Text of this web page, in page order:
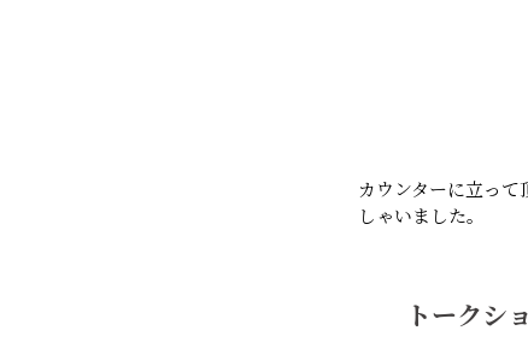
カウンターに立っ
しゃいました。
トークシ